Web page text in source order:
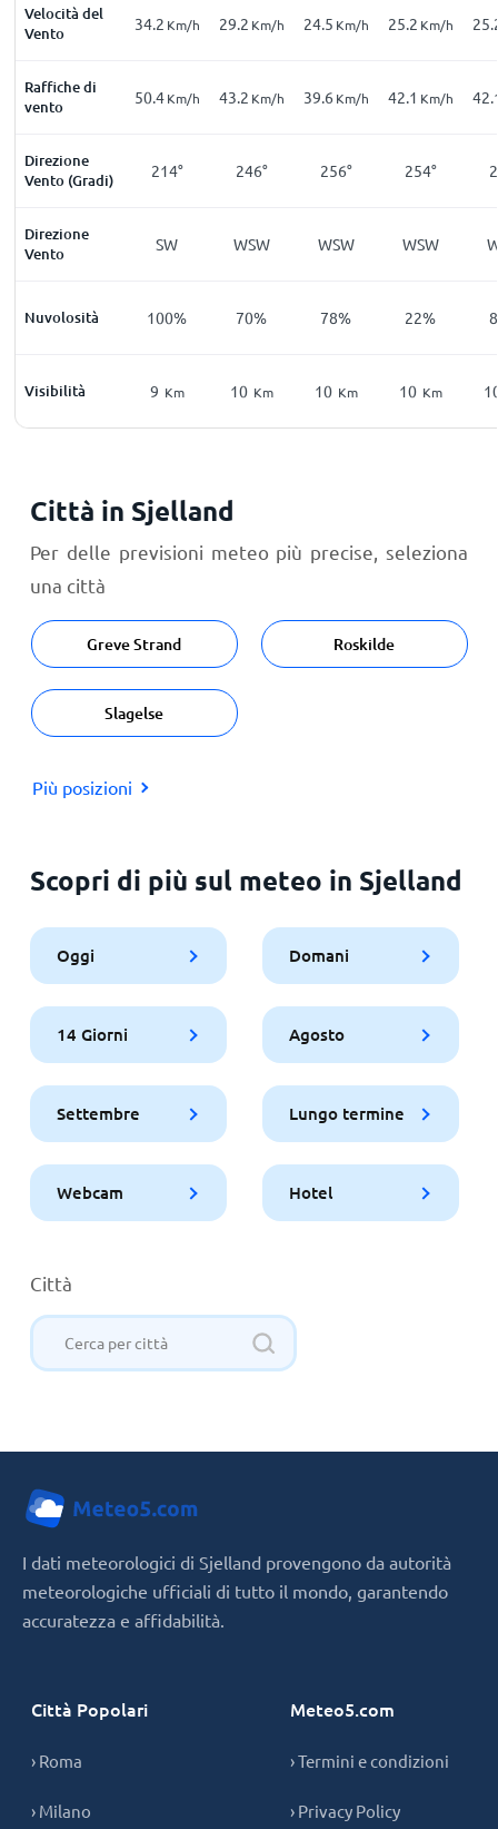
Velocità del
Vento
34.2 Km/h 29.2 Km/h 24.5 Km/h 25.2 Km/h
Raffiche di
vento
50.4Km/h 43.2 Km/h 39.6 Km/h 42.1 Km/h
Direzione
Vento (Gradi)
214° 246° 256° 254°
Direzione
Vento
SW WSW WSW WSW
Nuvolosità 100% 70% 78% 22%
Visibilità 9 Km 10 Km 10 Km 10 Km
Città in Sjelland
Per delle previsioni meteo più precise, seleziona
una città
Greve Strand Roskilde
Slagelse
Più posizioni
Scopri di più sul meteo in Sjelland
Oggi Domani
14 Giorni Agosto
Settembre Lungo termine
Webcam Hotel
Città
I dati meteorologici di Sjelland provengono da autorità
meteorologiche ufficiali di tutto il mondo, garantendo
accuratezza e affidabilità.
Città Popolari
› Roma
› Milano
Meteo5.com
› Termini e condizioni
› Privacy Policy